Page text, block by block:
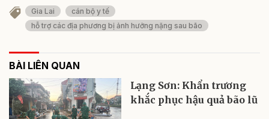
Gia Lai
cán bộ y tế
hỗ trợ các địa phương bị ảnh hưởng nặng sau bão
BÀI LIÊN QUAN
Lạng Sơn: Khẩn trương
khắc phục hậu quả bão lũ